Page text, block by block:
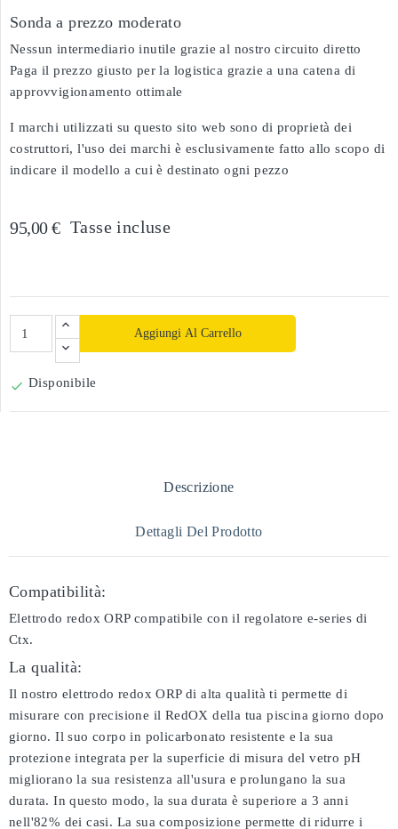
Sonda a prezzo moderato
Nessun intermediario inutile grazie al nostro circuito diretto
Paga il prezzo giusto per la logistica grazie a una catena di
approvvigionamento ottimale
I marchi utilizzati su questo sito web sono di proprietà dei
costruttori, l'uso dei marchi è esclusivamente fatto allo scopo di
indicare il modello a cui è destinato ogni pezzo
95,00 € Tasse incluse
Aggiungi Al Carrello
 Disponibile
Descrizione
Dettagli Del Prodotto
Compatibilità:
Elettrodo redox ORP compatibile con il regolatore e-series di
Ctx.
La qualità:
Il nostro elettrodo redox ORP di alta qualità ti permette di
misurare con precisione il RedOX della tua piscina giorno dopo
giorno. Il suo corpo in policarbonato resistente e la sua
protezione integrata per la superficie di misura del vetro pH
migliorano la sua resistenza all'usura e prolungano la sua
durata. In questo modo, la sua durata è superiore a 3 anni
nell'82% dei casi. La sua composizione permette di ridurre i